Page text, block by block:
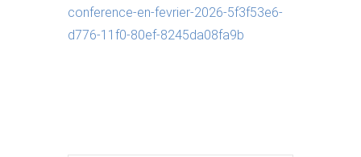
conference-en-fevrier-2026-5f3f53e6-
d776-11f0-80ef-8245da08fa9b